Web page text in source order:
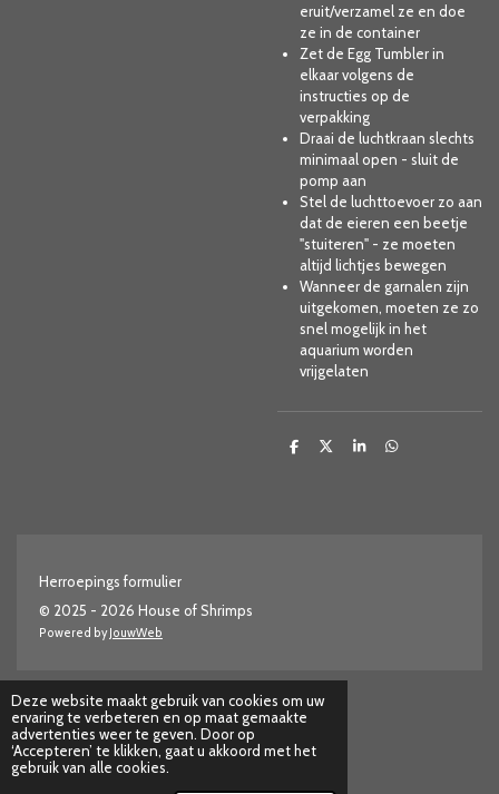
Deze website maakt gebruik van cookies om uw
ervaring te verbeteren en op maat gemaakte
advertenties weer te geven. Door op
‘Accepteren’ te klikken, gaat u akkoord met het
gebruik van alle cookies.
eruit/verzamel ze en doe
ze in de container
Zet de Egg Tumbler in
elkaar volgens de
instructies op de
verpakking
Draai de luchtkraan slechts
minimaal open - sluit de
pomp aan
Stel de luchttoevoer zo aan
dat de eieren een beetje
"stuiteren" - ze moeten
altijd lichtjes bewegen
Wanneer de garnalen zijn
uitgekomen, moeten ze zo
snel mogelijk in het
aquarium worden
vrijgelaten
D
D
S
D
Herroepings formulier
© 2025 - 2026 House of Shrimps
Powered by JouwWeb